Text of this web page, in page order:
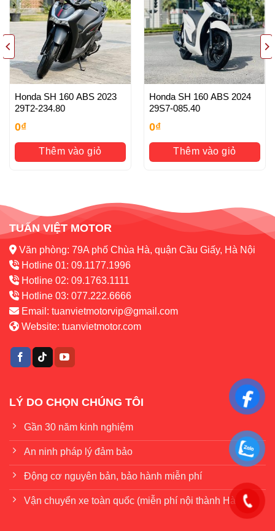
– Xe chất lượng tốt, chất lượng hàng đầu tại Hà Nội, Bảo
hành tuyệt đối Máy nguyên bản , Đồ Zin theo xe
– Dịch vụ tốt nhất: Các bạn mua xe cửa hàng sau Mua Bán
đều được tư vấn , xử lý Luôn và Ngay khi xe gặp sự cố
xảy ra (đội ngũ chuyên nghiệp làm việc 24/24)
– Hỗ trợ thanh toán quẹt thẻ
– Hỗ trợ trả góp qua thẻ tín dụng
– Hỗ Trợ Làm bằng A2: PKL
Honda SH 160 ABS 2023
29T2-234.80
0₫
Thêm vào giỏ
Honda SH 160 ABS 2024
29S7-085.40
0₫
Thêm vào giỏ
TUẤN VIỆT MOTOR
Văn phòng: 79A phố Chùa Hà, quận Cầu Giấy, Hà Nội
Hotline 01: 09.1177.1996
Hotline 02: 09.1763.1111
Hotline 03: 077.222.6666
Email: tuanvietmotorvip@gmail.com
Website: tuanvietmotor.com
LÝ DO CHỌN CHÚNG TÔI
Gần 30 năm kinh nghiệm
An ninh pháp lý đảm bảo
Động cơ nguyên bản, bảo hành miễn phí
Vận chuyển xe toàn quốc (miễn phí nội thành Hà Nội)